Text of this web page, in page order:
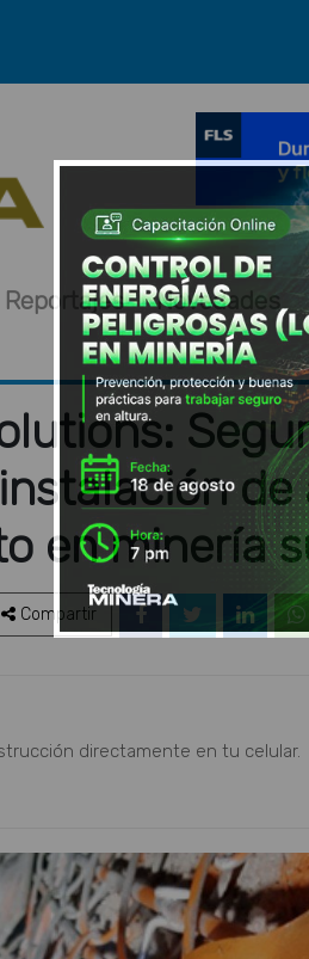
Reportajes Novedades
de
en minería
Compartir
directamente en tu celular.